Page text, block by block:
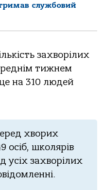
службовий
захворілих
тижнем
на 310 людей
хворих
осіб, школярів
усіх захворілих